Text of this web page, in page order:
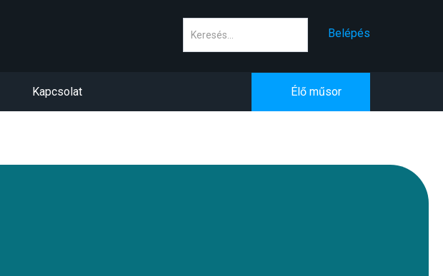
Belépés
Kapcsolat Élő műsor